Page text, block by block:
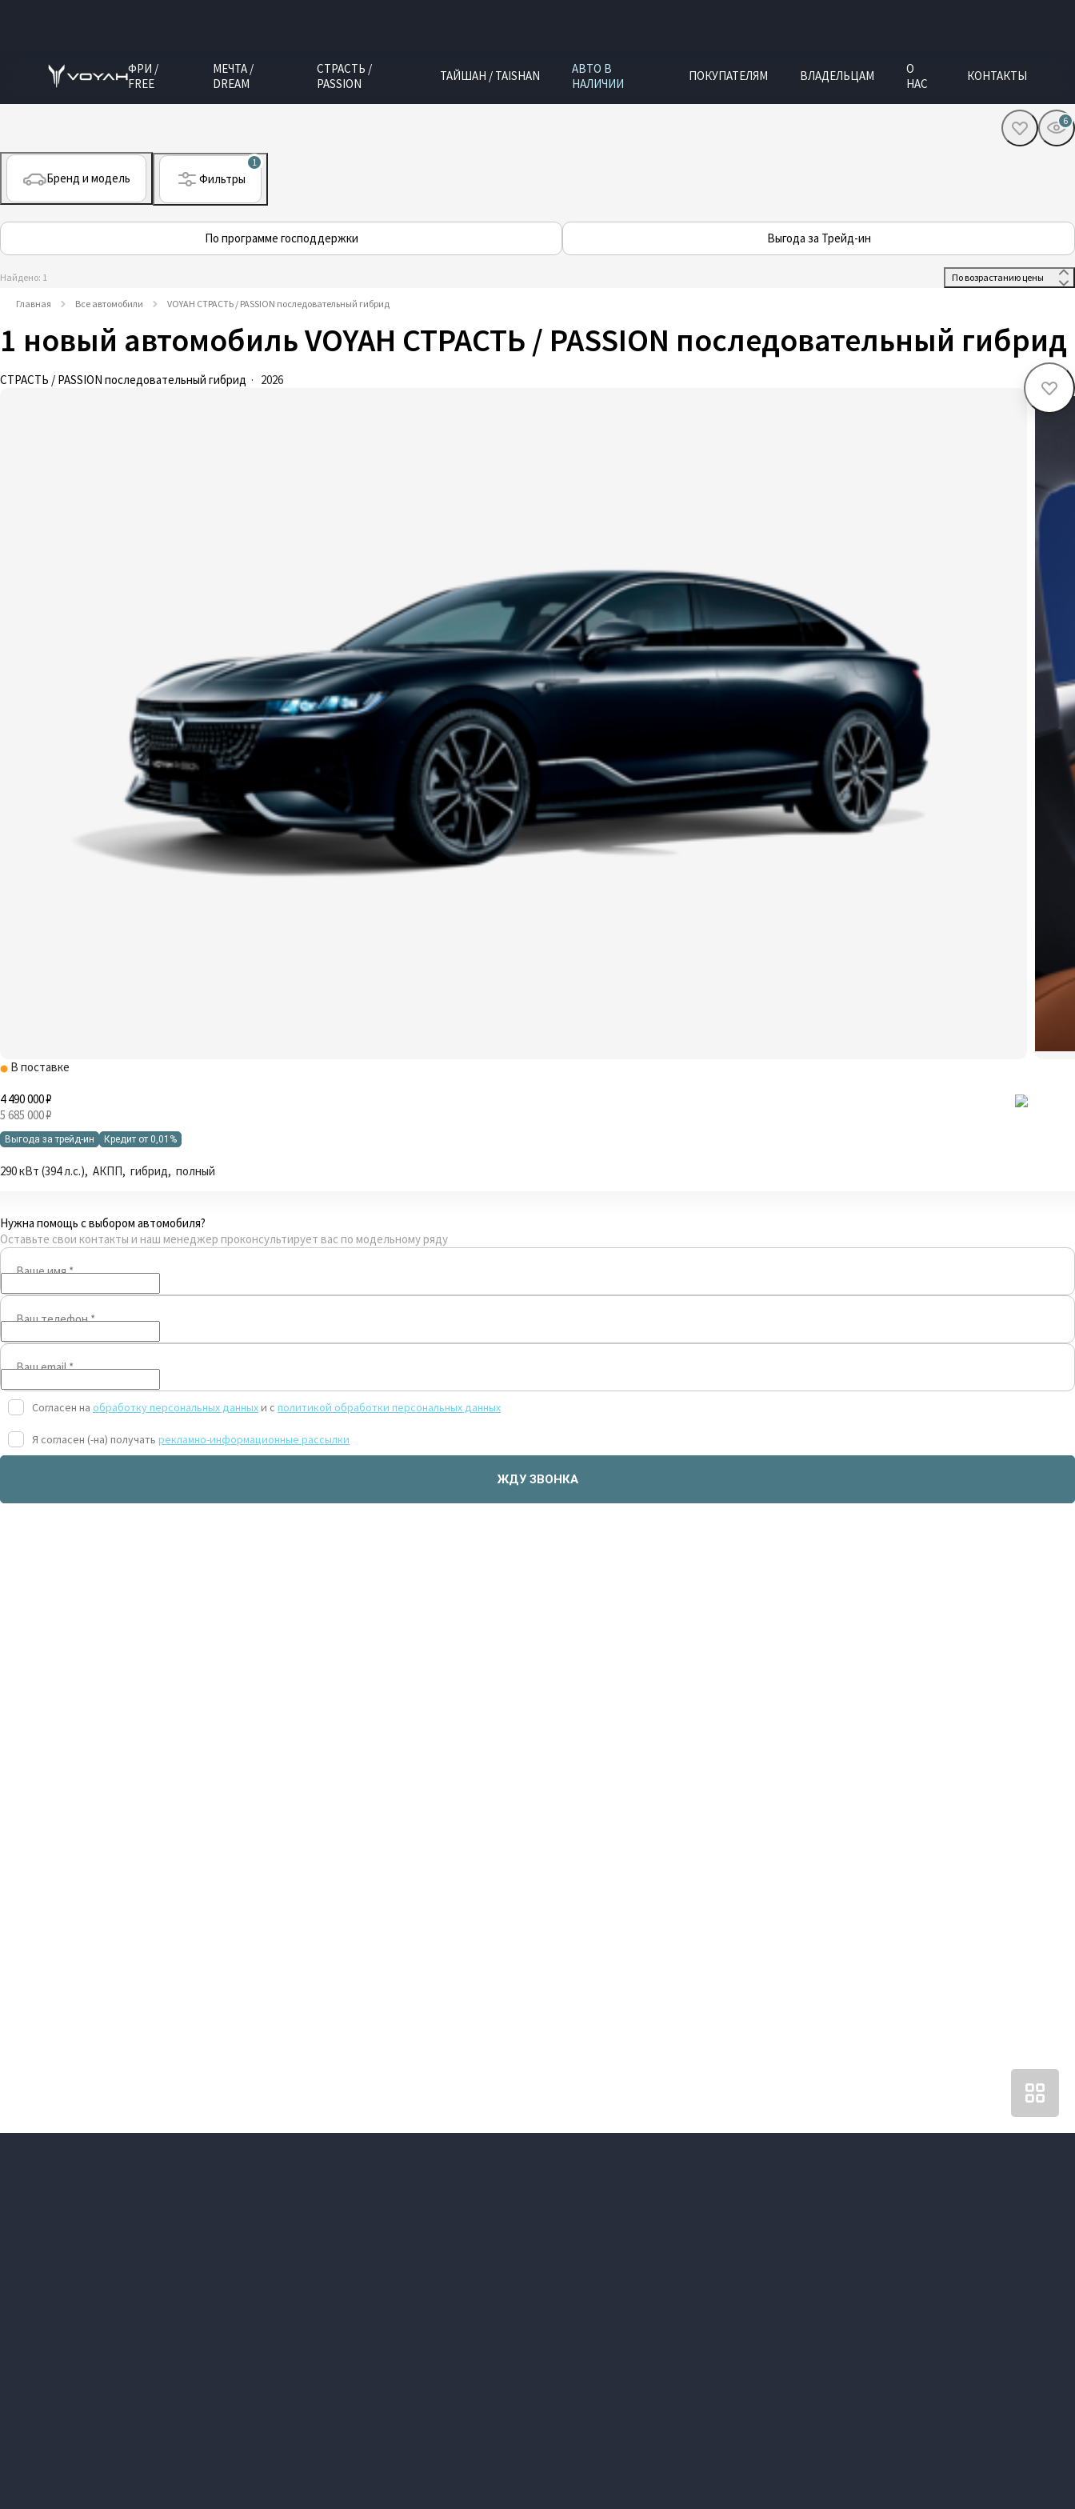
ФРИ /
FREE
МЕЧТА /
DREAM
СТРАСТЬ /
PASSION
ТАЙШАН / TAISHAN
АВТО В
НАЛИЧИИ
ПОКУПАТЕЛЯМ ВЛАДЕЛЬЦАМ
О
НАС
КОНТАКТЫ
6
Бренд и модель
1
Фильтры
По программе господдержки Выгода за Трейд-ин
Найдено: 1
Главная Все автомобили VOYAH СТРАСТЬ / PASSION последовательный гибрид
1 новый автомобиль VOYAH СТРАСТЬ / PASSION последовательный гибрид
СТРАСТЬ / PASSION последовательный гибрид · 2026
В поставке
4 490 000 ₽
5 685 000 ₽
Выгода за трейд-ин Кредит от 0,01%
290 кВт (394 л.с.), АКПП, гибрид, полный
Нужна помощь с выбором автомобиля?
Оставьте свои контакты и наш менеджер проконсультирует вас по модельному ряду
Ваше имя*
Ваш телефон*
Ваш email*
Согласен на обработку персональных данныхи c политикой обработки персональных данных
Я согласен (-на) получать рекламно-информационные рассылки
ЖДУ ЗВОНКА